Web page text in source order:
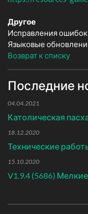
Другое
Исправления ошибок
Языковые
Возврат к списку
Последние
04.04.2021
Католическая
18.12.2020
Технические
15.10.2020
V1.9.4 (5686)